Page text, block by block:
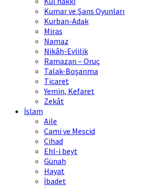
Kumar ve Şans Oyunları
Kurban-Adak
Miras
Namaz
Nikâh-Evlilik
Ramazan – Oruç
Talak-Boşanma
Ticaret
Yemin, Kefaret
Zekât
İslam
Aile
Cami ve Mescid
Cihad
Ehl-i beyt
Günah
Hayat
İbadet